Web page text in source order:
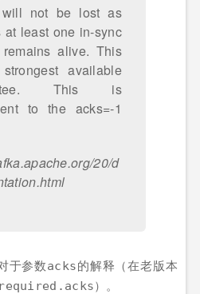
will not be lost as
at least one in-sync
alive. This
available
This is
to the acks=-1
20/d
于参数acks的解释（在老版本
）。